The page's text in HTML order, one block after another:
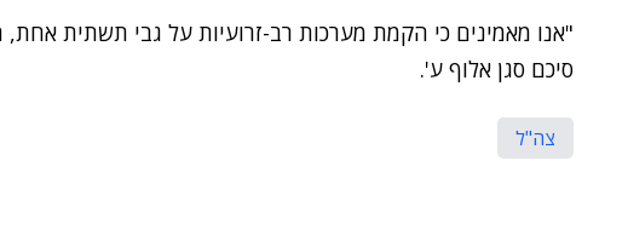
"אנו מאמינים כי הקמת מערכות רב-זרועיות על גבי תשתית
סיכם סגן אלוף ע'.
צה"ל